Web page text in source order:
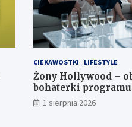
CIEKAWOSTKI LIFESTYLE
Żony Hollywood –
bohaterki programu
1 sierpnia 2026